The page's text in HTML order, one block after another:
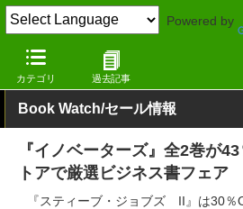
Powered by
カテゴリ 過去記事
窓の杜 電子書籍・本
Book Watch/セール情報
『イノベーターズ』全2巻が
トアで厳選ビジネス書フェア
『スティーブ・ジョブズ II』は30％